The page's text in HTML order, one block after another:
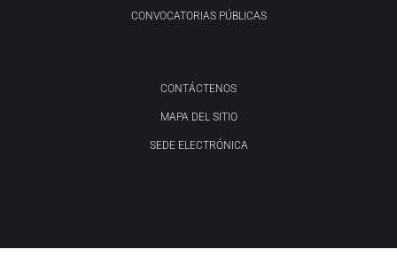
CONVOCATORIAS PÚBLICAS
CONTÁCTENOS
MAPA DEL SITIO
SEDE ELECTRÓNICA